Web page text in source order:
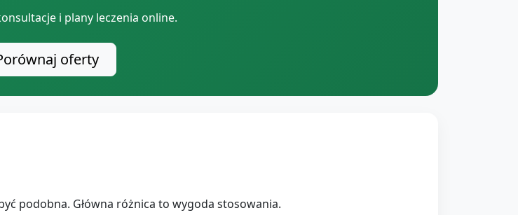
i plany leczenia online.
oferty
podobna. Główna różnica to wygoda stosowania.